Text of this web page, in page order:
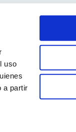
uso
a partir